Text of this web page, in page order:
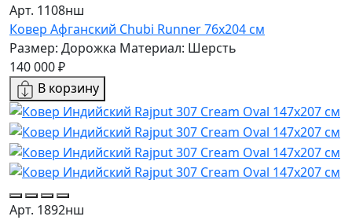
Арт. 1108нш
Ковер Афганский Chubi Runner 76x204 см
Размер: Дорожка Материал: Шерсть
140 000 ₽
В корзину
Арт. 1892нш